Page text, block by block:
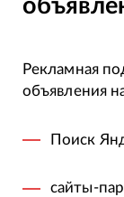
Рекламная
объявления
Поиск
сайты-